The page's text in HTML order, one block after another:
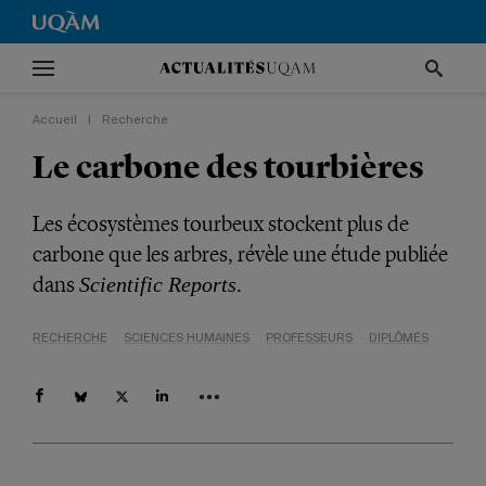
Accueil Recherche
Le carbone des tourbières
Les écosystèmes tourbeux stockent plus de
carbone que les arbres, révèle une étude publiée
dansScientific Reports.
RECHERCHE SCIENCES HUMAINES PROFESSEURS DIPLÔMÉS